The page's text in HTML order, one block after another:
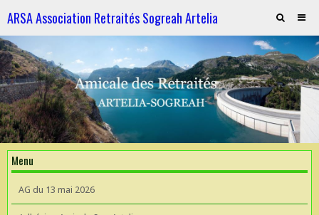
ARSA Association Retraités Sogreah Artelia
Invitation au repas le 21 novembre 2025
ARTELIA et l'Hydroélectricité
ARTELIA et l'Hydroélectricité
Souvenirs de KIrkuk
CONFERENCE DE CLAUDE TORCHON & YVES MARCELLIN A L'UIAD
AG 2026 du 13 mai
Menu
AG du 13 mai 2026